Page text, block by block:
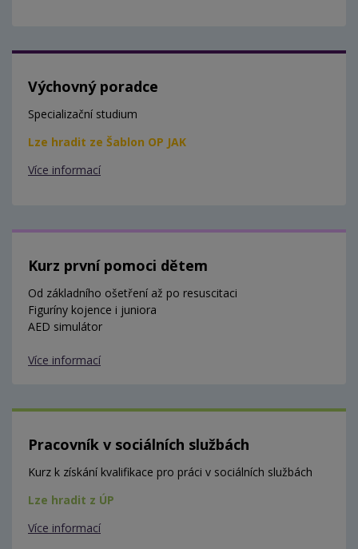
Výchovný poradce
Specializační studium
Lze hradit ze Šablon OP JAK
Více informací
Kurz první pomoci dětem
Od základního ošetření až po resuscitaci
Figuríny kojence i juniora
AED simulátor
Více informací
Pracovník v sociálních službách
Kurz k získání kvalifikace pro práci v sociálních službách
Lze hradit z ÚP
Více informací